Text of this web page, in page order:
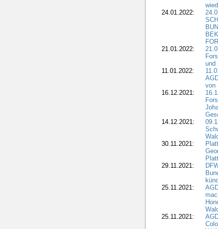
24.01.2022:
21.01.2022:
und
11.01.2022:
von
16.12.2021:
14.12.2021:
30.11.2021:
29.11.2021:
25.11.2021:
25.11.2021: